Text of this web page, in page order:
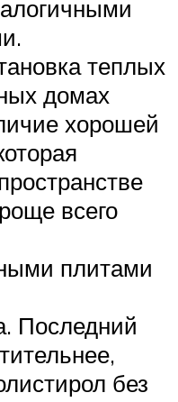
теплых
домах
хорошей
всего
плитами
Последний
без